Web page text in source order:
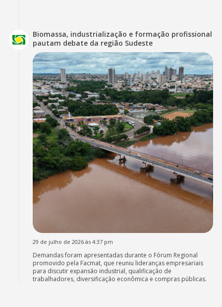
Biomassa, industrialização e formação profissional
pautam debate da região Sudeste
29 de julho de 2026 às 4:37 pm
Demandas foram apresentadas durante o Fórum Regional
promovido pela Facmat, que reuniu lideranças empresariais
para discutir expansão industrial, qualificação de
trabalhadores, diversificação econômica e compras públicas.